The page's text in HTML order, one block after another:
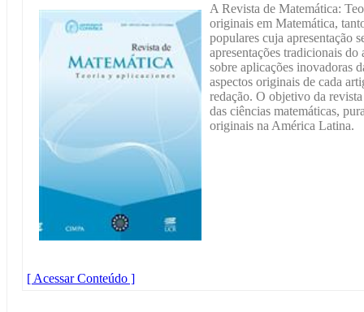
A Revista de Matemática:
originais em Matemática,
populares cuja apresentação
apresentações tradicionais
sobre aplicações inovadoras
aspectos originais de cada
redação. O objetivo da
das ciências matemáticas,
originais na América Latina.
[ Acessar Conteúdo ]